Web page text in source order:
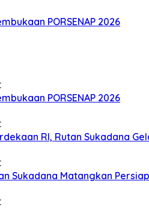
PORSENAP 2026
PORSENAP 2026
RI, Rutan Sukadana
Sukadana Matangkan